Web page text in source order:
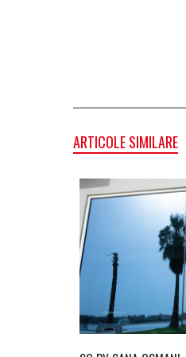
ARTICOLE SIMILARE